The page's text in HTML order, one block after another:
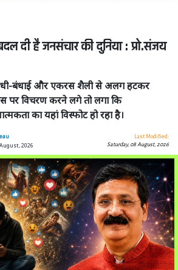
दी है जनसंचार की दुनिया : प्रो.संजय
बंधी-बंधाई और एकरस शैली से अलग हटकर
पर विचरण करने लगे तो लगा कि
का यहां विस्फोट हो रहा है।
2026
Last Modified:
Saturday, 08 August, 2026